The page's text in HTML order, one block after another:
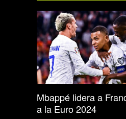
Mbappé lidera a
a la Euro 2024